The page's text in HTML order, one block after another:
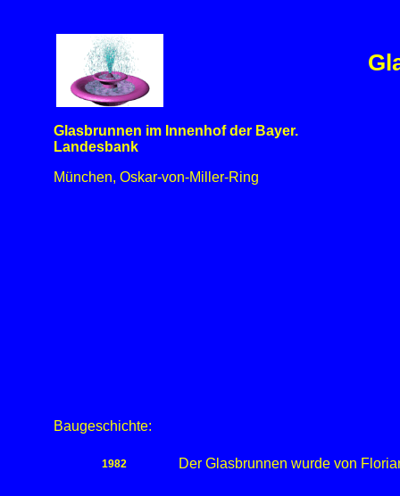
Glasbrunnen im Innenhof der Bayer.
Landesbank
München, Oskar-von-Miller-Ring
Baugeschichte:
1982 Der Glasbrunnen wurde von